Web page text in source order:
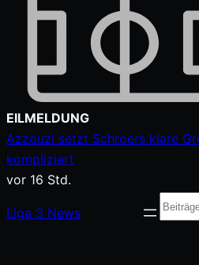
Zum
Inhalt
springen
EILMELDUNG
Azzouzi setzt Schroers klare
kompliziert
vor 16 Std.
Liga 3 News
Suche